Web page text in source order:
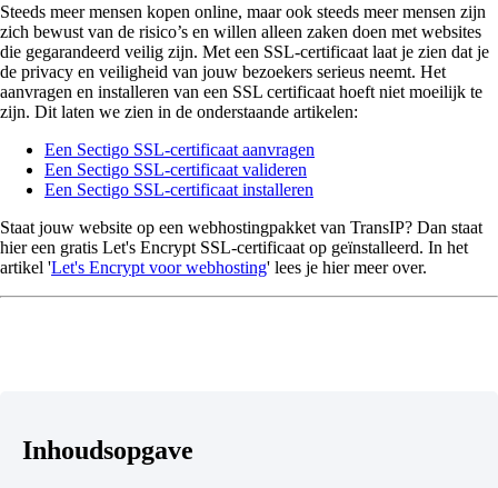
Steeds meer mensen kopen online, maar ook steeds meer mensen zijn
zich bewust van de risico’s en willen alleen zaken doen met websites
die gegarandeerd veilig zijn. Met een SSL-certificaat laat je zien dat je
de privacy en veiligheid van jouw bezoekers serieus neemt. Het
aanvragen en installeren van een SSL certificaat hoeft niet moeilijk te
zijn. Dit laten we zien in de onderstaande artikelen:
Een Sectigo SSL-certificaat aanvragen
Een Sectigo SSL-certificaat valideren
Een Sectigo SSL-certificaat installeren
Staat jouw website op een webhostingpakket van TransIP? Dan staat
hier een gratis Let's Encrypt SSL-certificaat op geïnstalleerd. In het
artikel 'Let's Encrypt voor webhosting' lees je hier meer over.
Inhoudsopgave